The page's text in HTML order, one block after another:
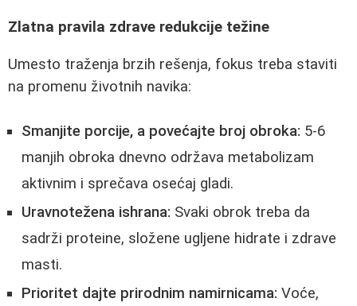
Zlatna pravila zdrave redukcije težine
Umesto traženja brzih rešenja, fokus treba staviti
na promenu životnih navika:
Smanjite porcije, a povećajte broj obroka: 5-6
manjih obroka dnevno održava metabolizam
aktivnim i sprečava osećaj gladi.
Uravnotežena ishrana: Svaki obrok treba da
sadrži proteine, složene ugljene hidrate i zdrave
masti.
Prioritet dajte prirodnim namirnicama: Voće,